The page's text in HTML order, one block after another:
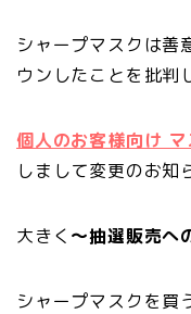
シャープマスクは善
ウンしたことを批判
個人のお客様向け
しまして変更のお知
大きく ～抽選販売へ
シャープマスクを買